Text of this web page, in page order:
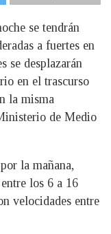
se tendrán
a fuertes en
se desplazarán
en el trascurso
la misma
de Medio
la mañana,
los 6 a 16
velocidades entre